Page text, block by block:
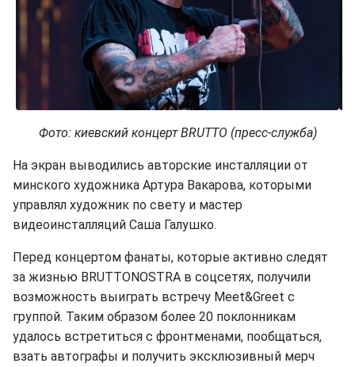
Фото: киевский концерт BRUTTO (пресс-служба)
На экран выводились авторские инсталляции от
минского художника Артура Вакарова, которыми
управлял художник по свету и мастер
видеоинсталляций Саша Галушко.
Перед концертом фанаты, которые активно следят
за жизнью BRUTTONOSTRA в соцсетях, получили
возможность выиграть встречу Meet&Greet с
группой. Таким образом более 20 поклонникам
удалось встретиться с фронтменами, пообщаться,
взать автографы и получить эксклюзивный мерч